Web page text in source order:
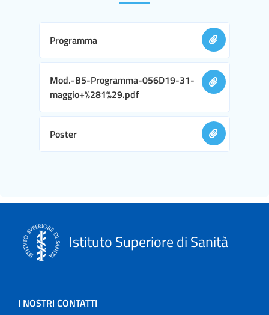
Programma
Mod.-B5-Programma-056D19-31-
maggio+%281%29.pdf
Poster
Istituto Superiore di Sanità
I NOSTRI CONTATTI